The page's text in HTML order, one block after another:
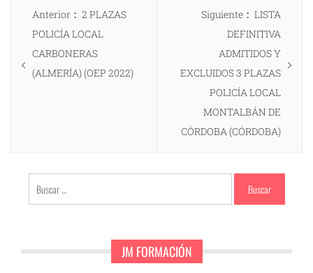
entradas
Anterior
Entrada
anterior:
2 PLAZAS
POLICÍA LOCAL
CARBONERAS
(ALMERÍA) (OEP 2022)
Siguiente
Entrada
siguiente:
LISTA
DEFINITIVA
ADMITIDOS Y
EXCLUIDOS 3 PLAZAS
POLICÍA LOCAL
MONTALBÁN DE
CÓRDOBA (CÓRDOBA)
Buscar:
JM FORMACIÓN